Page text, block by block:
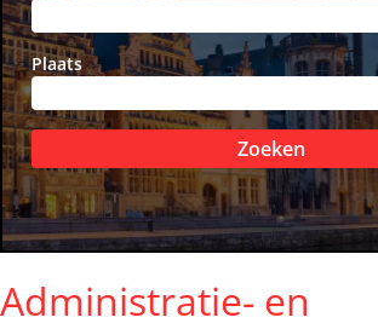
Plaats
Zoeken
Administratie- en